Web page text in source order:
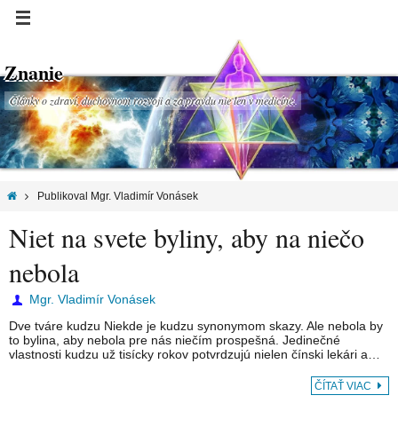
Znanie
Články o zdraví, duchovnom rozvoji a za pravdu nie len v medicíne.
Publikoval Mgr. Vladimír Vonásek
Niet na svete byliny, aby na niečo
nebola
Mgr. Vladimír Vonásek
Dve tváre kudzu Niekde je kudzu synonymom skazy. Ale nebola by
to bylina, aby nebola pre nás niečím prospešná. Jedinečné
vlastnosti kudzu už tisícky rokov potvrdzujú nielen čínski lekári a…
ČÍTAŤ VIAC